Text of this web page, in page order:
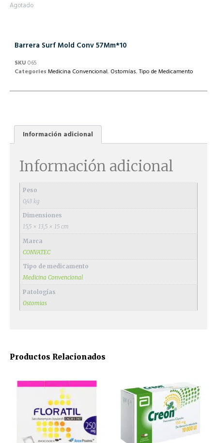
Agotado
Productos Relacionados
Barrera Surf Mold Conv 57Mm*10
SKU 065
Categories Medicina Convencional, Ostomías,Tipo de Medicamento
Información adicional
Información adicional
Peso
0,43 kg
Dimensiones
15,5 × 13,5 × 15 cm
Marca
CONVATEC
Tipo de medicamento
Medicina Convencional
Patologías
Ostomias